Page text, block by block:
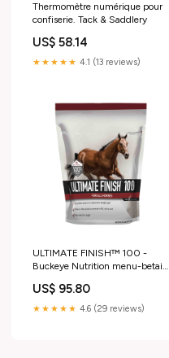
Thermomètre numérique pour
confiserie. Tack & Saddlery
US$ 58.14
★★★★★ 4.1 (13 reviews)
ULTIMATE FINISH™ 100 -
Buckeye Nutrition menu-betail-
US$ 95.80
★★★★★ 4.6 (29 reviews)